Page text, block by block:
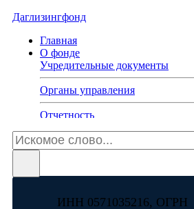
Даглизингфонд
Главная
О фонде
Учредительные документы
Органы управления
Отчетность
Способы и адреса для обращений
заинтересованностью
ИНН 0571035216, ОГРН